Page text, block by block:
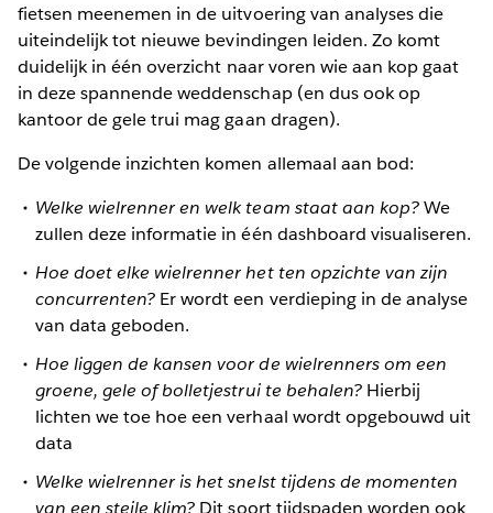
fietsen meenemen in de uitvoering van analyses die
uiteindelijk tot nieuwe bevindingen leiden. Zo komt
duidelijk in één overzicht naar voren wie aan kop gaat
in deze spannende weddenschap (en dus ook op
kantoor de gele trui mag gaan dragen).
De volgende inzichten komen allemaal aan bod:
Welke wielrenner en welk team staat aan kop?We
zullen deze informatie in één dashboard visualiseren.
Hoe doet elke wielrenner het ten opzichte van zijn
concurrenten? Er wordt een verdieping in de analyse
van data geboden.
Hoe liggen de kansen voor de wielrenners om een
groene, gele of bolletjestrui te behalen?Hierbij
lichten we toe hoe een verhaal wordt opgebouwd uit
data
Welke wielrenner is het snelst tijdens de momenten